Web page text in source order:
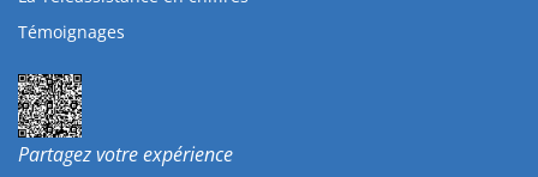
Témoignages
Partagez votre expérience